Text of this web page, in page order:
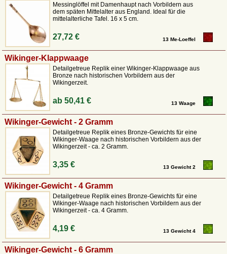
Messinglöffel mit Damenhaupt nach Vorbildern aus
dem späten Mittelalter aus England. Ideal für die
mittelalterliche Tafel. 16 x 5 cm.
27,72 € 13 Me-Loeffel
Wikinger-Klappwaage
Detailgetreue Replik einer Wikinger-Klappwaage aus
Bronze nach historischen Vorbildern aus der
Wikingerzeit.
ab50,41 € 13 Waage
Wikinger-Gewicht - 2 Gramm
Detailgetreue Replik eines Bronze-Gewichts für eine
Wikinger-Waage nach historischen Vorbildern aus der
Wikingerzeit - ca. 2 Gramm.
3,35 € 13 Gewicht 2
Wikinger-Gewicht - 4 Gramm
Detailgetreue Replik eines Bronze-Gewichts für eine
Wikinger-Waage nach historischen Vorbildern aus der
Wikingerzeit - ca. 4 Gramm.
4,19 € 13 Gewicht 4
Wikinger-Gewicht - 6 Gramm